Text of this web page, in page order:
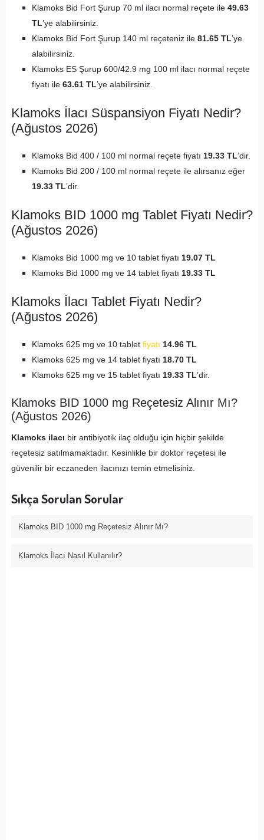
Klamoks Bid Fort Şurup 70 ml ilacı normal reçete ile 49.63
TL’ye alabilirsiniz.
Klamoks Bid Fort Şurup 140 ml reçeteniz ile 81.65 TL’ye
alabilirsiniz.
Klamoks ES Şurup 600/42.9 mg 100 ml ilacı normal reçete
fiyatı ile 63.61 TL’ye alabilirsiniz.
Klamoks İlacı Süspansiyon Fiyatı Nedir?
(Ağustos 2026)
Klamoks Bid 400 / 100 ml normal reçete fiyatı 19.33 TL’dir.
Klamoks Bid 200 / 100 ml normal reçete ile alırsanız eğer
19.33 TL’dir.
Klamoks BID 1000 mg Tablet Fiyatı Nedir?
(Ağustos 2026)
Klamoks Bid 1000 mg ve 10 tablet fiyatı 19.07 TL
Klamoks Bid 1000 mg ve 14 tablet fiyatı 19.33 TL
Klamoks İlacı Tablet Fiyatı Nedir?
(Ağustos 2026)
Klamoks 625 mg ve 10 tablet fiyatı 14.96 TL
Klamoks 625 mg ve 14 tablet fiyatı 18.70 TL
Klamoks 625 mg ve 15 tablet fiyatı 19.33 TL’dir.
Klamoks BID 1000 mg Reçetesiz Alınır Mı?
(Ağustos 2026)
Klamoks ilacı bir antibiyotik ilaç olduğu için hiçbir şekilde
reçetesiz satılmamaktadır. Kesinlikle bir doktor reçetesi ile
güvenilir bir eczaneden ilacınızı temin etmelisiniz.
Sıkça Sorulan Sorular
Klamoks BID 1000 mg Reçetesiz Alınır Mı?
Klamoks İlacı Nasıl Kullanılır?